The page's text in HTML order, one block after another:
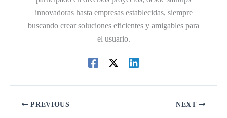
innovadoras hasta empresas establecidas, siempre
buscando crear soluciones eficientes y amigables para
el usuario.
PREVIOUS NEXT